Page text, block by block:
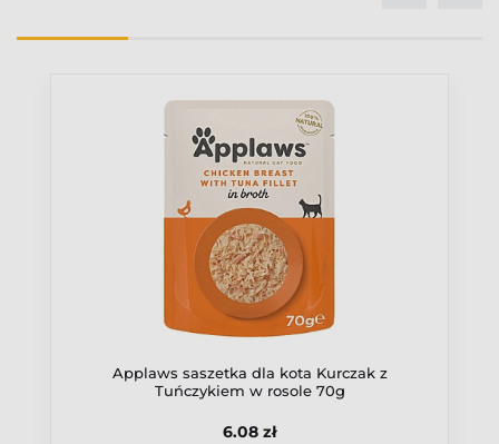
Applaws saszetka dla kota Kurczak z
Tuńczykiem w rosole 70g
6.08 zł